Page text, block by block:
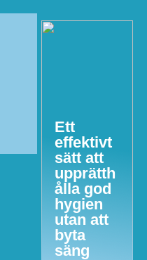
Ett
effektivt
sätt att
upprätth
ålla god
hygien
utan att
byta
säng